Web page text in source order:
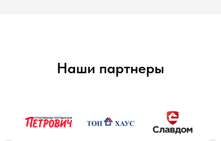
Наши партнеры